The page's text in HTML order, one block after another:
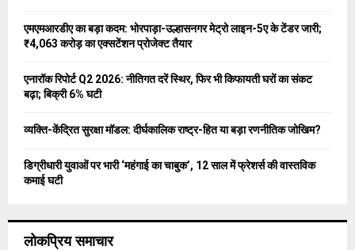
C
एमएमआरडीए का बड़ा कदम: भोरपाड़ा-उल्हासनगर मेट्रो लाइन-5ए के टेंडर जारी;
₹4,063 करोड़ का एक्सटेंशन प्रोजेक्ट तैयार
एनारॉक रिपोर्ट Q2 2026: नीतिगत दरें स्थिर, फिर भी किफायती घरों का संकट
बढ़ा; बिक्री 6% घटी
व्यक्ति-केंद्रित सुरक्षा मॉडल: दीर्घकालिक राष्ट्र-हित या बड़ा रणनीतिक जोखिम?
डिग्रीधारी युवाओं पर भारी ‘महंगाई का चाबुक’, 12 साल में फ्रेशर्स की वास्तविक
कमाई घटी
लोकप्रिय समाचार